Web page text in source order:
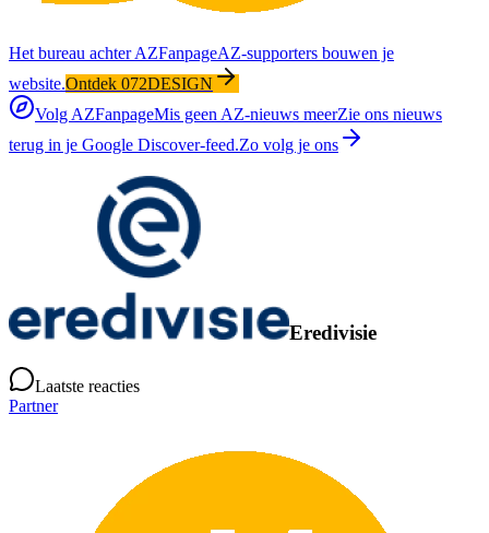
Het bureau achter AZFanpageAZ-supporters bouwen je
website.Ontdek 072DESIGN
Volg AZFanpageMis geen AZ-nieuws meerZie ons nieuws
terug in je Google Discover-feed.Zo volg je ons
Eredivisie
Laatste reacties
Partner